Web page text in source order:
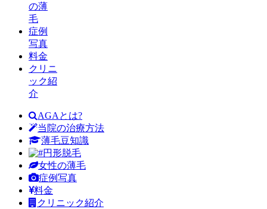
の薄
毛
症例
写真
料金
クリニ
ック紹
介
AGAとは?
当院の治療方法
薄毛豆知識
円形脱毛
女性の薄毛
症例写真
料金
クリニック紹介